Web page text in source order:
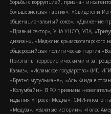
борьбы с коррупцией, признан
большевистская партия», «Свидетели
общенациональный союз», «Движение
«Правый сектор», УНА-УНСО, УПА,
дивижн», «Меджлис крымскотатарского
общероссийская политическая партия
Признаны террористическими и
Кавказ», «Исламское государство» (ИГ,
«Братья-мусульмане», «Аль-Каида в
«Колумбайн». В РФ признана
издания «Проект Медиа». СМИ-
«Медуза», «Важные истории», «Голос